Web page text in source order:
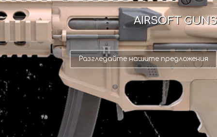
AIRSOFT GUNS
Разгледайте нашите предложения